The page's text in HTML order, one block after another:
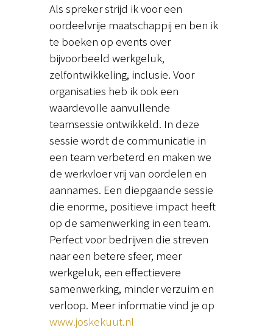
Als spreker strijd ik voor een
oordeelvrije maatschappij en ben ik
te boeken op events over
bijvoorbeeld werkgeluk,
zelfontwikkeling, inclusie. Voor
organisaties heb ik ook een
waardevolle aanvullende
teamsessie ontwikkeld. In deze
sessie wordt de communicatie in
een team verbeterd en maken we
de werkvloer vrij van oordelen en
aannames. Een diepgaande sessie
die enorme, positieve impact heeft
op de samenwerking in een team.
Perfect voor bedrijven die streven
naar een betere sfeer, meer
werkgeluk, een effectievere
samenwerking, minder verzuim en
verloop. Meer informatie vind je op
www.joskekuut.nl